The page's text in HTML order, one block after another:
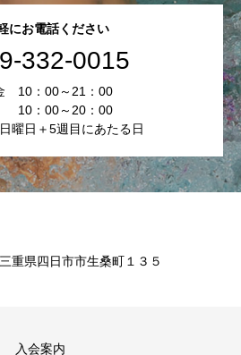
にお電話ください
332-0015
10：00～21：00
：00～20：00
曜日＋5週目にあたる日
重県四日市市生桑町１３５
入会案内